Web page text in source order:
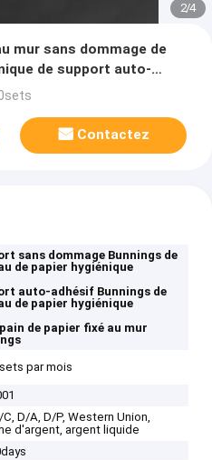
2/4
mur sans dommage de
de support auto-
Contactez
sans dommage Bunnings de
de papier hygiénique
auto-adhésif Bunnings de
de papier hygiénique
de papier fixé au mur
par mois
D/A, D/P, Western Union,
d'argent, argent liquide